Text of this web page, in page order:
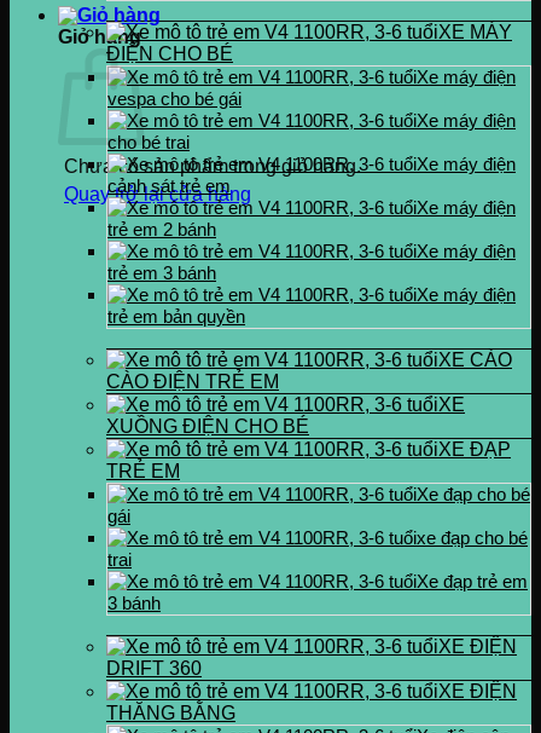
Giỏ hàng
Chưa có sản phẩm trong giỏ hàng.
Quay trở lại cửa hàng
XE MÁY
ĐIỆN CHO BÉ
Xe máy điện
vespa cho bé gái
Xe máy điện
cho bé trai
Xe máy điện
cảnh sát trẻ em
Xe máy điện
trẻ em 2 bánh
Xe máy điện
trẻ em 3 bánh
Xe máy điện
trẻ em bản quyền
XE CÀO
CÀO ĐIỆN TRẺ EM
XE
XUỒNG ĐIỆN CHO BÉ
XE ĐẠP
TRẺ EM
Xe đạp cho bé
gái
xe đạp cho bé
trai
Xe đạp trẻ em
3 bánh
XE ĐIỆN
DRIFT 360
XE ĐIỆN
THĂNG BẰNG